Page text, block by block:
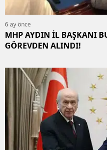
6 ay önce
MHP AYDIN İL BAŞKANI
GÖREVDEN ALINDI!